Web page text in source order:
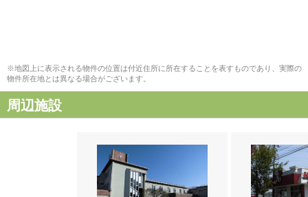
※地図上に表示される物件の位置は付近住所に所在することを表すものであり、実際の
物件所在地とは異なる場合がございます。
周辺施設